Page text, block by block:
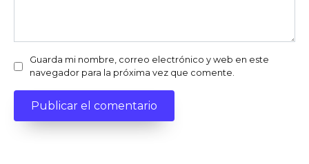
Guarda mi nombre, correo electrónico y web en este
navegador para la próxima vez que comente.